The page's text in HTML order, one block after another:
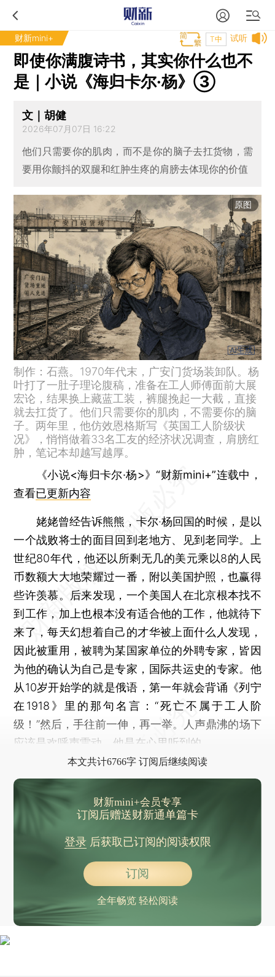
财新mini+ 试听
T中
即使你满腹诗书，其实你什么也不
是｜小说《海归卡尔·杨》③
文｜胡健
2026年07月07日 16:22
他们只需要你的肌肉，而不是你的脑子去扛货物，需
要用你颤抖的双腿和红肿生疼的肩膀去体现你的价值
原图
制作：石燕。1970年代末，广安门货场装卸队。杨
叶打了一肚子理论腹稿，准备在工人师傅面前大展
宏论，结果换上藏蓝工装，裤腿挽起一大截，直接
就去扛货了。他们只需要你的肌肉，不需要你的脑
子。两年里，他仿效恩格斯写《英国工人阶级状
况》，悄悄做着33名工友的经济状况调查，肩膀红
肿，笔记本却越写越厚。
《小说<海归卡尔·杨>》“财新mini+”连载中，
查看已更新内容
姥姥曾经告诉熊熊，卡尔·杨回国的时候，是以
一个战败将士的面目回到老地方、见到老同学。上
世纪80年代，他还以所剩无几的美元乘以8的人民
币数额大大地荣耀过一番，附以美国护照，也赢得
些许羡慕。后来发现，一个美国人在北京根本找不
到工作，加上也根本没有适合他的工作，他就待下
来了，每天幻想着自己的才华被上面什么人发现，
因此被重用，被聘为某国家单位的外聘专家，皆因
为他的确认为自己是专家，国际共运史的专家。他
从10岁开始学的就是俄语，第一年就会背诵《列宁
在1918》里的那句名言：“死亡不属于工人阶
级！”然后，手往前一伸，再一举。人声鼎沸的场下
应该是欢呼声雷动，他是在心里听到的。
本文共计6766字 订阅后继续阅读
财新mini+会员专享
订阅后赠送财新通单篇卡
登录后获取已订阅的阅读权限
订阅
全年畅览 轻松阅读